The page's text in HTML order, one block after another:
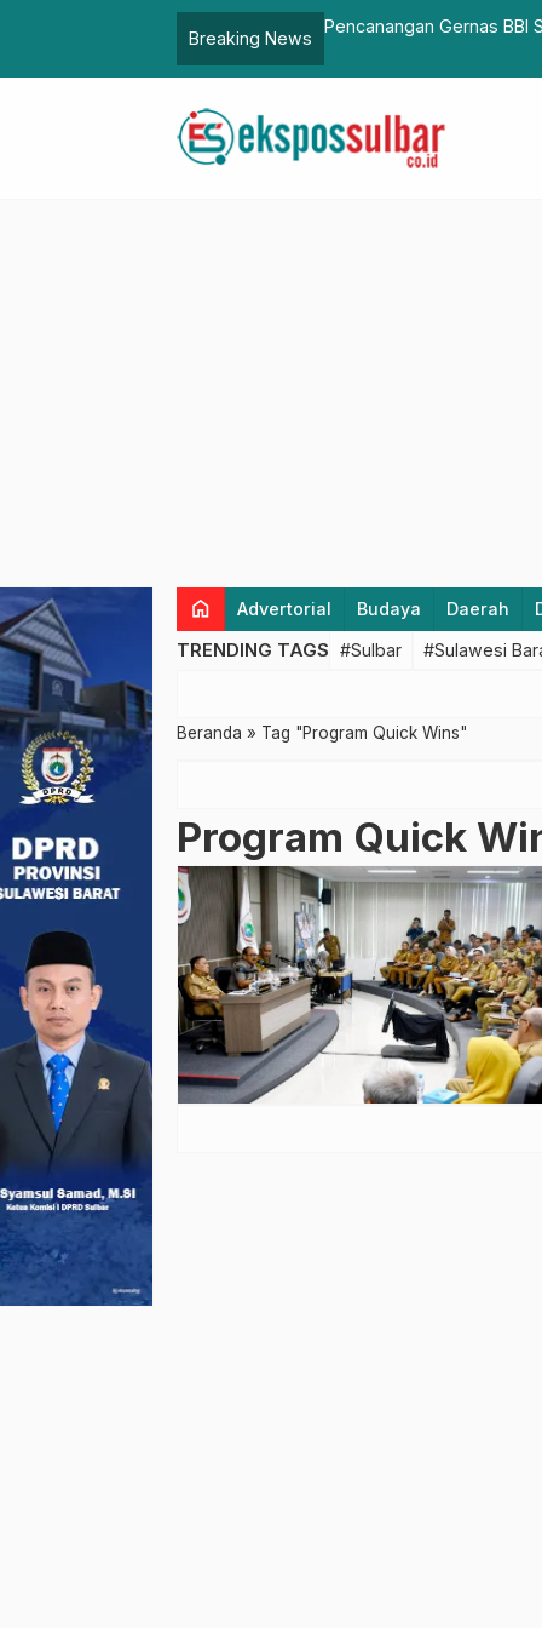
Breaking News
Gubernur Suhardi Duka
home Advertorial Budaya Daerah
TRENDING TAGS #Sulbar #Sulawesi
Beranda » Tag "Program Quick Wins"
Program Quick